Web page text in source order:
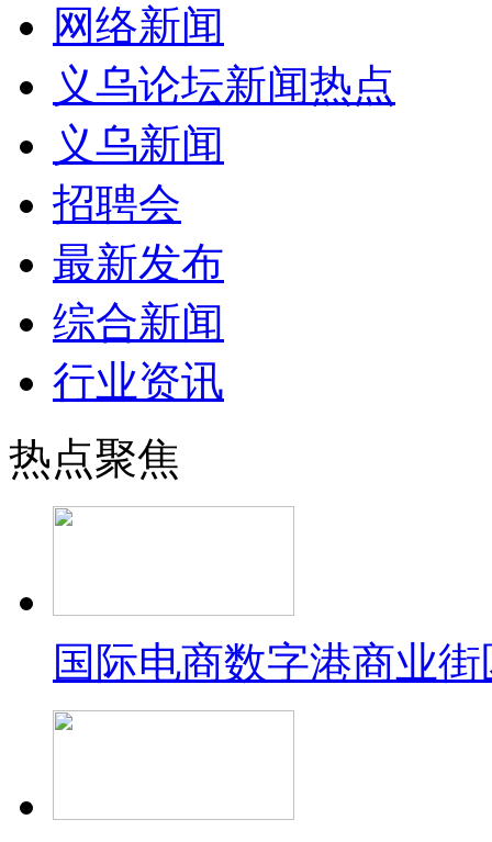
网络新闻
义乌论坛新闻热点
义乌新闻
招聘会
最新发布
综合新闻
行业资讯
热点聚焦
国际电商数字港商业